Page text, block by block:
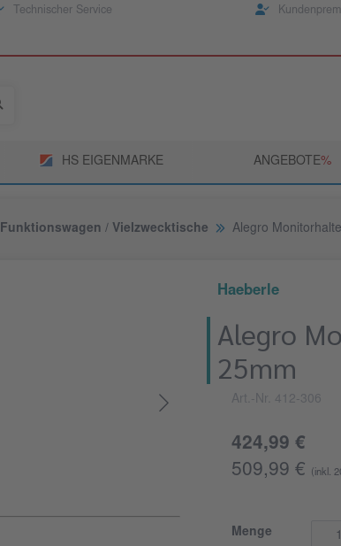
Technischer Service
HS EIGENMARKE ANGEBOTE­%
Funktionswagen / Vielzwecktische Alegro
Haeberle
Alegro
25mm
Art.-Nr. 412-306
424,99 €
509,99 €
(inkl.
Menge